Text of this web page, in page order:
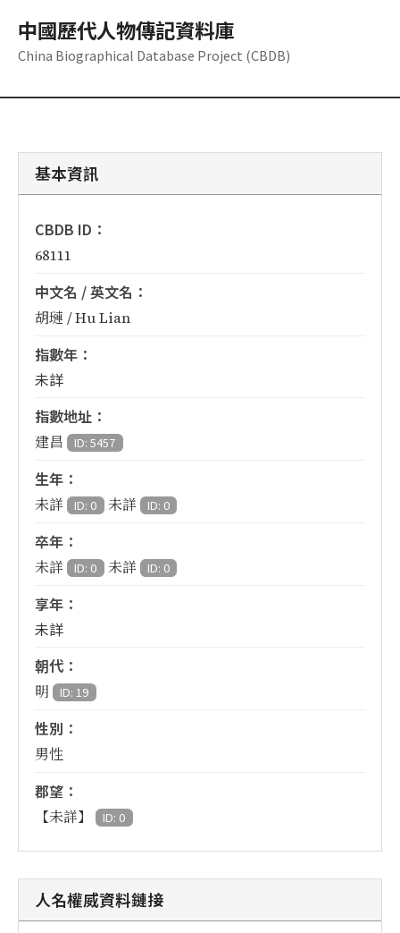
中國歷代人物傳記資料庫
China Biographical Database Project (CBDB)
基本資訊
CBDB ID：
68111
中文名 / 英文名：
胡璉 / Hu Lian
指數年：
未詳
指數地址：
建昌 ID: 5457
生年：
未詳 ID: 0 未詳 ID: 0
卒年：
未詳 ID: 0 未詳 ID: 0
享年：
未詳
朝代：
明 ID: 19
性別：
男性
郡望：
【未詳】 ID: 0
人名權威資料鏈接